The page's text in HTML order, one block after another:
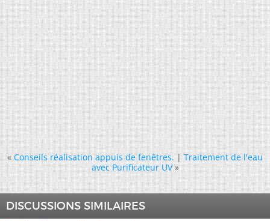
« Conseils réalisation appuis de fenêtres.|Traitement de l'eau
avec Purificateur UV »
DISCUSSIONS SIMILAIRES